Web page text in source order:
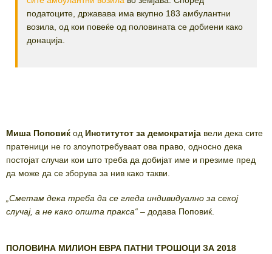
податоците, државава има вкупно 183 амбулантни
возила, од кои повеќе од половината се добиени како
донација.
Миша Поповиќ од Институтот за демократија вели дека сите
пратеници не го злоупотребуваат ова право, односно дека
постојат случаи кои што треба да добијат име и презиме пред
да може да се зборува за нив како такви.
„Сметам дека треба да се гледа индивидуално за секој
случај, а не како општа пракса“ – додава Поповиќ.
ПОЛОВИНА МИЛИОН ЕВРА ПАТНИ ТРОШОЦИ ЗА 2018